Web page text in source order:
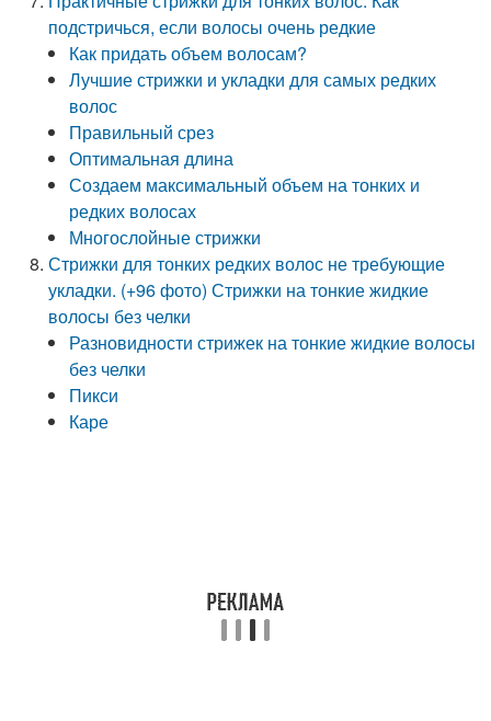
подстричься, если волосы очень редкие
Как придать объем волосам?
Лучшие стрижки и укладки для самых редких
волос
Правильный срез
Оптимальная длина
Создаем максимальный объем на тонких и
редких волосах
Многослойные стрижки
Стрижки для тонких редких волос не требующие
укладки. (+96 фото) Стрижки на тонкие жидкие
волосы без челки
Разновидности стрижек на тонкие жидкие волосы
без челки
Пикси
Каре